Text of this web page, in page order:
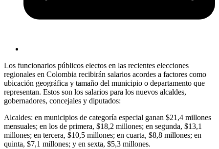
Los funcionarios públicos electos en las recientes elecciones
regionales en Colombia recibirán salarios acordes a factores como
ubicación geográfica y tamaño del municipio o departamento que
representan. Estos son los salarios para los nuevos alcaldes,
gobernadores, concejales y diputados:
Alcaldes: en municipios de categoría especial ganan $21,4 millones
mensuales; en los de primera, $18,2 millones; en segunda, $13,1
millones; en tercera, $10,5 millones; en cuarta, $8,8 millones; en
quinta, $7,1 millones; y en sexta, $5,3 millones.